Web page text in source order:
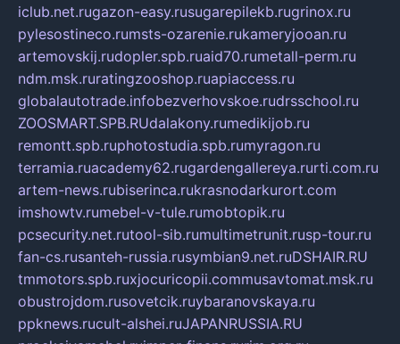
iclub.net.rugazon-easy.rusugarepilekb.rugrinox.ru
pylesostineco.rumsts-ozarenie.rukameryjooan.ru
artemovskij.rudopler.spb.ruaid70.rumetall-perm.ru
ndm.msk.ruratingzooshop.ruapiaccess.ru
globalautotrade.infobezverhovskoe.rudrsschool.ru
ZOOSMART.SPB.RUdalakony.rumedikijob.ru
remontt.spb.ruphotostudia.spb.rumyragon.ru
terramia.ruacademy62.rugardengallereya.rurti.com.ru
artem-news.rubiserinca.rukrasnodarkurort.com
imshowtv.rumebel-v-tule.rumobtopik.ru
pcsecurity.net.rutool-sib.rumultimetrunit.rusp-tour.ru
fan-cs.rusanteh-russia.rusymbian9.net.ruDSHAIR.RU
tmmotors.spb.ruxjocuricopii.commusavtomat.msk.ru
obustrojdom.rusovetcik.ruybaranovskaya.ru
ppknews.rucult-alshei.ruJAPANRUSSIA.RU